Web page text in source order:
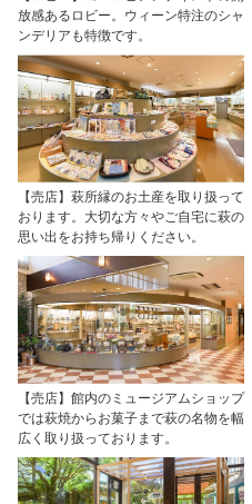
放感あるロビー。ウィーン特注のシャ
ンデリアも特徴です。
【売店】萩所縁のお土産を取り扱って
おります。大切な方々やご自宅に萩の
思い出をお持ち帰りください。
【売店】館内のミュージアムショップ
では萩焼からお菓子まで萩の名物を幅
広く取り扱っております。